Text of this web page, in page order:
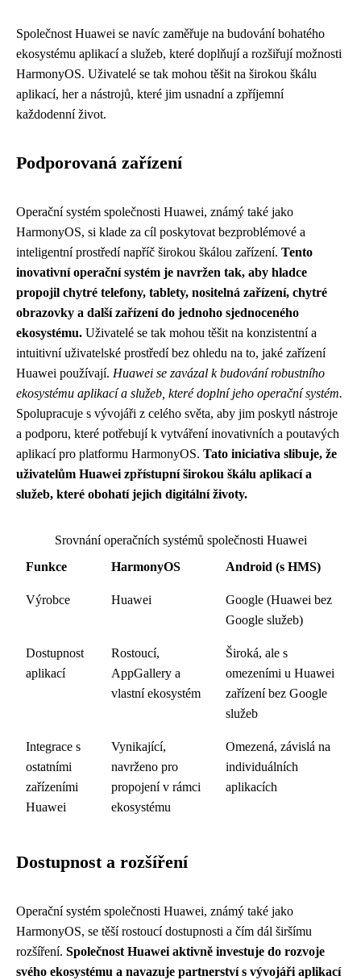
Společnost Huawei se navíc zaměřuje na budování bohatého
ekosystému aplikací a služeb, které doplňují a rozšiřují možnosti
HarmonyOS. Uživatelé se tak mohou těšit na širokou škálu
aplikací, her a nástrojů, které jim usnadní a zpříjemní
každodenní život.
Podporovaná zařízení
Operační systém společnosti Huawei, známý také jako
HarmonyOS, si klade za cíl poskytovat bezproblémové a
inteligentní prostředí napříč širokou škálou zařízení. Tento
inovativní operační systém je navržen tak, aby hladce
propojil chytré telefony, tablety, nositelná zařízení, chytré
obrazovky a další zařízení do jednoho sjednoceného
ekosystému. Uživatelé se tak mohou těšit na konzistentní a
intuitivní uživatelské prostředí bez ohledu na to, jaké zařízení
Huawei používají. Huawei se zavázal k budování robustního
ekosystému aplikací a služeb, které doplní jeho operační systém.
Spolupracuje s vývojáři z celého světa, aby jim poskytl nástroje
a podporu, které potřebují k vytváření inovativních a poutavých
aplikací pro platformu HarmonyOS. Tato iniciativa slibuje, že
uživatelům Huawei zpřístupní širokou škálu aplikací a
služeb, které obohatí jejich digitální životy.
Srovnání operačních systémů společnosti Huawei
Funkce
HarmonyOS Android (s HMS)
Výrobce Huawei
Google (Huawei bez
Google služeb)
Dostupnost
aplikací
Rostoucí,
AppGallery a
vlastní ekosystém
Široká, ale s
omezeními u Huawei
zařízení bez Google
služeb
Integrace s
ostatními
zařízeními
Huawei
Vynikající,
navrženo pro
propojení v rámci
ekosystému
Omezená, závislá na
individuálních
aplikacích
Dostupnost a rozšíření
Operační systém společnosti Huawei, známý také jako
HarmonyOS, se těší rostoucí dostupnosti a čím dál širšímu
rozšíření. Společnost Huawei aktivně investuje do rozvoje
svého ekosystému a navazuje partnerství s vývojáři aplikací